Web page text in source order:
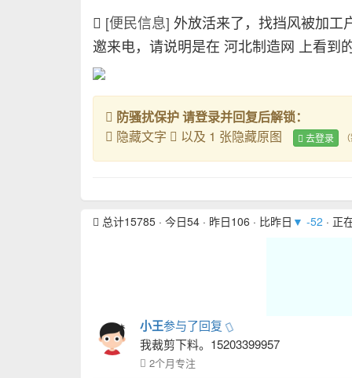
[便民信息] 外放活来了，找挡风被加工
邀来电，请说明是在 河北制造网 上看到
防骚扰保护 请登录并回复后解锁：
隐藏文字
以及 1 张隐藏原图 去登录
总计15785 · 今日54 · 昨日106 · 比昨日 ▼ -52 · 正
小王参与了回复
我裁剪下料。15203399957
2个月专注